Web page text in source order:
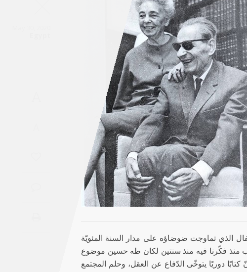
الذي تماوجت ضوضاؤه على مدار السنة المئويّة
الكتاب منذ فكّرنا فيه منذ سنتين لكان طه حسين موضوع
دوريًا يتوخّى الدّفاع عن العقل، وحلم المجتمع